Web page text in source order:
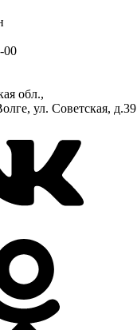
00
обл.,
ул. Советская, д.39